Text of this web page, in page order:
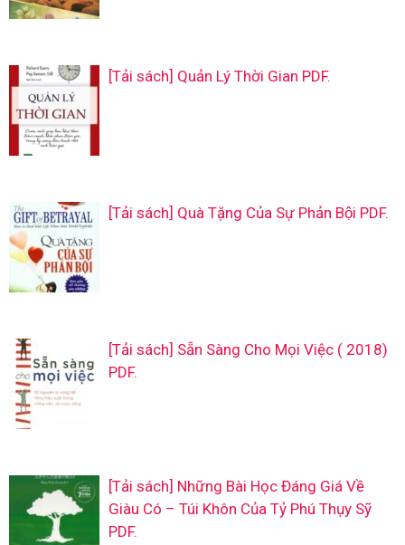
[Tải sách] Quản Lý Thời Gian PDF.
[Tải sách] Quà Tặng Của Sự Phản Bội PDF.
[Tải sách] Sẵn Sàng Cho Mọi Việc ( 2018)
PDF.
[Tải sách] Những Bài Học Đáng Giá Về
Giàu Có – Túi Khôn Của Tỷ Phú Thụy Sỹ
PDF.